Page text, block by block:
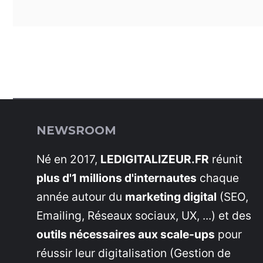
NEWSROOM
Né en 2017, LEDIGITALIZEUR.FR réunit
plus d'1 millions d'internautes chaque
année autour du marketing digital (SEO,
Emailing, Réseaux sociaux, UX, ...) et des
outils nécessaires aux scale-ups pour
réussir leur digitalisation (Gestion de